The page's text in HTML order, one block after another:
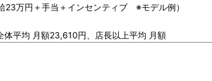
万円＋手当＋インセンティブ ※モデル例）
平均 月額23,610円、店長以上平均 月額